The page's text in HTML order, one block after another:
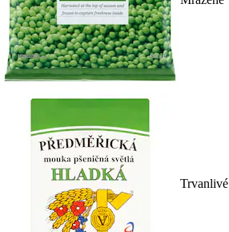
Trvanlivé